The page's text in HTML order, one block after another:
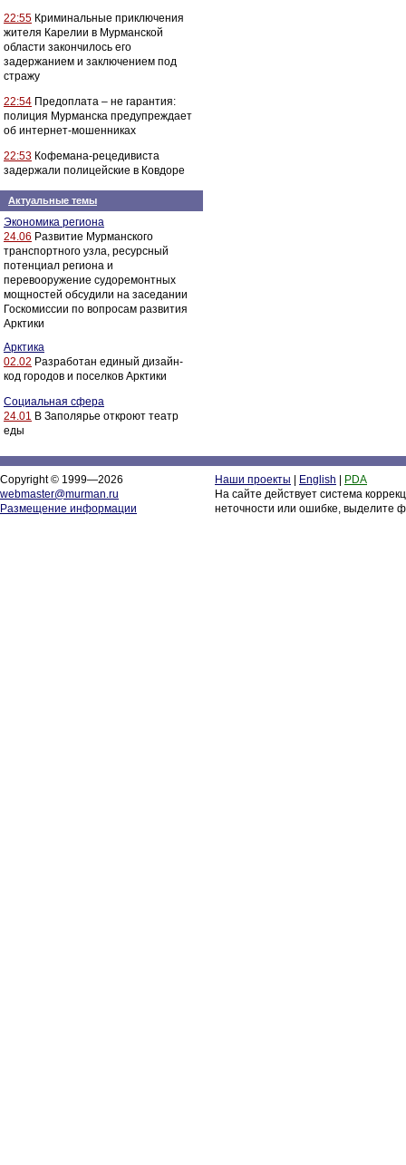
22:55 Криминальные приключения
жителя Карелии в Мурманской
области закончилось его
задержанием и заключением под
стражу
22:54 Предоплата – не гарантия:
полиция Мурманска предупреждает
об интернет-мошенниках
22:53 Кофемана-рецедивиста
задержали полицейские в Ковдоре
Актуальные темы
Экономика региона
24.06 Развитие Мурманского
транспортного узла, ресурсный
потенциал региона и
перевооружение судоремонтных
мощностей обсудили на заседании
Госкомиссии по вопросам развития
Арктики
Арктика
02.02 Разработан единый дизайн-
код городов и поселков Арктики
Социальная сфера
24.01 В Заполярье откроют театр
еды
Copyright © 1999—2026
webmaster@murman.ru
Размещение информации
Наши проекты English
PDA
На сайте действует система
неточности или ошибке, выделите